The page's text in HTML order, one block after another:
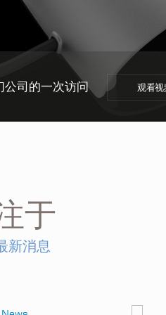
公司的一次访问 观看视
于
新消息